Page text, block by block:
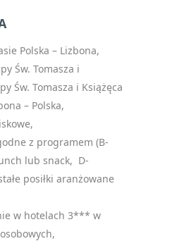
Polska – Lizbona,
Św. Tomasza i
Św. Tomasza i Książęca
– Polska,
z programem (B-
lub snack, D-
posiłki aranżowane
w hotelach 3*** w